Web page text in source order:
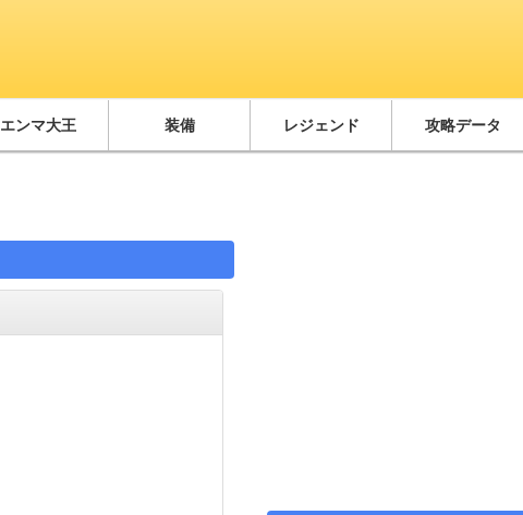
エンマ大王 装備 レジェンド 攻略データ